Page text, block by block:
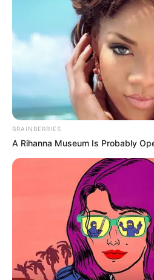
családi háttérben komoly
áll.
BRAINBERRIES
A Rihanna Museum Is Probably